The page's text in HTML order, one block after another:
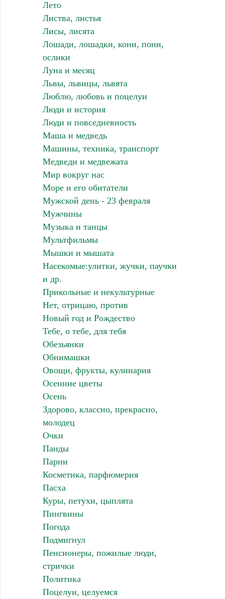
Лето
Листва, листья
Лисы, лисята
Лошади, лошадки, кони, пони,
ослики
Луна и месяц
Львы, львицы, львята
Люблю, любовь и поцелуи
Люди и история
Люди и повседневность
Маша и медведь
Машины, техника, транспорт
Медведи и медвежата
Мир вокруг нас
Море и его обитатели
Мужской день - 23 февраля
Мужчины
Музыка и танцы
Мультфильмы
Мышки и мышата
Насекомые:улитки, жучки, паучки
и др.
Прикольные и некультурные
Нет, отрицаю, против
Новый год и Рождество
Тебе, о тебе, для тебя
Обезьянки
Обнимашки
Овощи, фрукты, кулинария
Осенние цветы
Осень
Здорово, классно, прекрасно,
молодец
Очки
Панды
Парни
Косметика, парфюмерия
Пасха
Куры, петухи, цыплята
Пингвины
Погода
Подмигнул
Пенсионеры, пожилые люди,
стрички
Политика
Поцелуи, целуемся